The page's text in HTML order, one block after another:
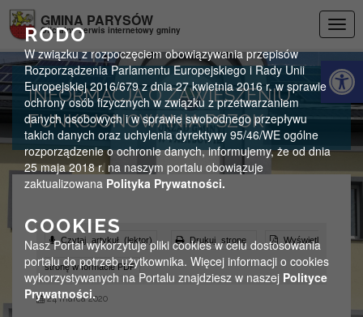
RODO
W związku z rozpoczęciem obowiązywania przepisów
Rozporządzenia Parlamentu Europejskiego i Rady Unii
Europejskiej 2016/679 z dnia 27 kwietnia 2016 r. w sprawie
ochrony osób fizycznych w związku z przetwarzaniem
danych osobowych i w sprawie swobodnego przepływu
takich danych oraz uchylenia dyrektywy 95/46/WE ogólne
rozporządzenie o ochronie danych, informujemy, że od dnia
25 maja 2018 r. na naszym portalu obowiązuje
zaktualizowana Polityka Prywatności.
COOKIES
Nasz Portal wykorzytuje pliki cookies w celu dostosowania
portalu do potrzeb użytkownika. Więcej informacji o cookies
wykorzystywanych na Portalu znajdziesz w naszej Polityce
Prywatności.
GMINA PARYSÓW
Oficjalny serwis internetowy gminy
INFORMACJA O ZAWIESZENIU
FUNKCJONOWANIA PSZOK
Czytaj artykuł (lektor) Drukuj stronę Wyświetl
stronę w formacie PDF
24 marca 2020